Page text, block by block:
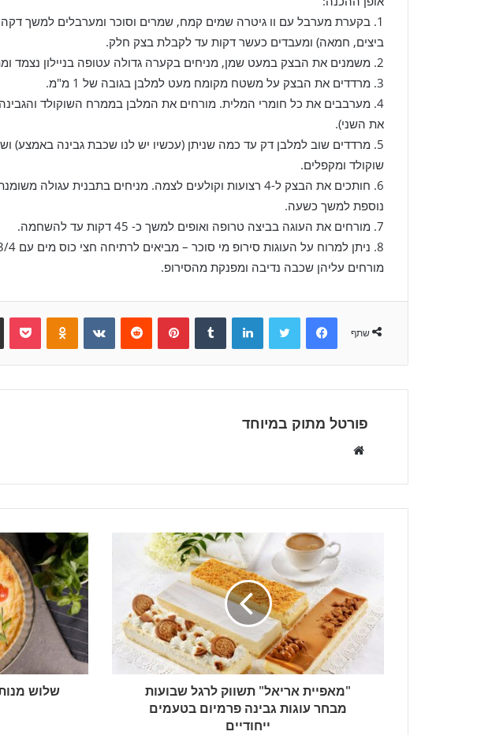
1. בקערת מערבל עם וו גיטרה שמים קמח, שמרים וסוכר ומערבלים למשך
ביצים, חמאה) ומעבדים כעשר דקות עד לקבלת בצק חלק.
2. משמנים את הבצק במעט שמן, מניחים בקערה גדולה עטופה בניילון נצמד ומתפיחים למשך שעתיים מחוץ למקרר.
3. מרדדים את הבצק על משטח מקומח מעט למלבן בגובה של 1 מ"מ.
4. מערבבים את כל חומרי המלית. מורחים את המלבן בממרח השוקולד
את השני).
5. מרדדים שוב למלבן דק עד כמה שניתן (עכשיו יש לנו שכבת גבינה באמצע)
שוקולד ומקפלים.
6. חותכים את הבצק ל-4 רצועות וקולעים לצמה. מניחים בתבנית
נוספת למשך כשעה.
7. מורחים את העוגה בביצה טרופה ואופים למשך כ- 45 דקות עד להשחמה.
מורחים עליהן שכבה נדיבה ומפנקת מהסירופ.
שתף
LinkedIn
פורטל מתוק במיוחד
b
s
"מאפיית אריאל" תשווק לרגל שבועות
מבחר עוגות גבינה פרמיום בטעמים
ייחודיים
שלוש